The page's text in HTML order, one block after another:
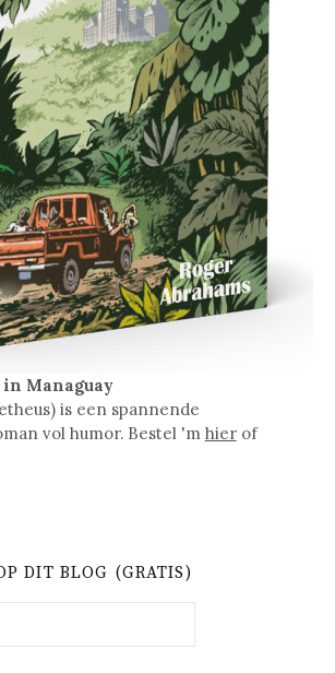
in Managuay
is een spannende
vol humor. Bestel 'm hierof
DIT BLOG (GRATIS)